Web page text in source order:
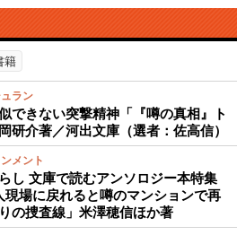
籍
ラン
できない突撃精神「『噂の真相』ト
研介著／河出文庫（選者：佐高信）
メント
し 文庫で読むアンソロジー本特集
現場に戻れると噂のマンションで再
の捜査線」米澤穂信ほか著